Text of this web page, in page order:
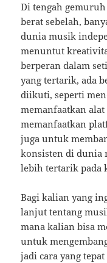
Di tengah
berat sebelah,
dunia musik
menuntut
berperan dalam
yang tertarik, ada
diikuti, seperti
memanfaatkan
memanfaatkan
juga untuk
konsisten di dunia
lebih tertarik pada
Bagi kalian yang
lanjut tentang
mana kalian bisa
untuk
jadi cara yang